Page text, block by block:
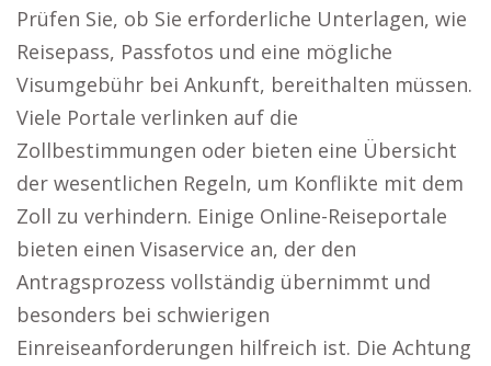
Prüfen Sie, ob Sie erforderliche Unterlagen, wie
Reisepass, Passfotos und eine mögliche
Visumgebühr bei Ankunft, bereithalten müssen.
Viele Portale verlinken auf die
Zollbestimmungen oder bieten eine Übersicht
der wesentlichen Regeln, um Konflikte mit dem
Zoll zu verhindern. Einige Online-Reiseportale
bieten einen Visaservice an, der den
Antragsprozess vollständig übernimmt und
besonders bei schwierigen
Einreiseanforderungen hilfreich ist. Die Achtung